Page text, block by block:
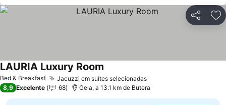
Partilhar
Bed & Breakfast Jacuzzi em suítes selecionadasVer preços
LAURIA Luxury Room
8,9 Excelente 68 Gela, a 13.1 km de Butera